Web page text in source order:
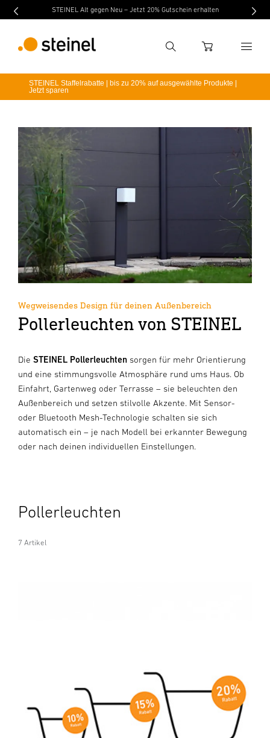
STEINEL Alt gegen Neu – Jetzt 20% Gutschein erhalten
Suche
Suchbegriff eingeben
WARENKORB
STEINEL Staffelrabatte | bis zu 20% auf ausgewählte Produkte |
Jetzt sparen
Wegweisendes Design für deinen Außenbereich
Pollerleuchten von STEINEL
Die STEINEL Pollerleuchten sorgen für mehr Orientierung
und eine stimmungsvolle Atmosphäre rund ums Haus. Ob
Einfahrt, Gartenweg oder Terrasse – sie beleuchten den
Außenbereich und setzen stilvolle Akzente. Mit Sensor-
oder Bluetooth Mesh-Technologie schalten sie sich
automatisch ein – je nach Modell bei erkannter Bewegung
oder nach deinen individuellen Einstellungen.
Pollerleuchten
7 Artikel